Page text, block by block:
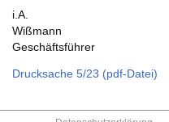
i.A.
Wißmann
Geschäftsführer
Drucksache 5/23 (pdf-Datei)